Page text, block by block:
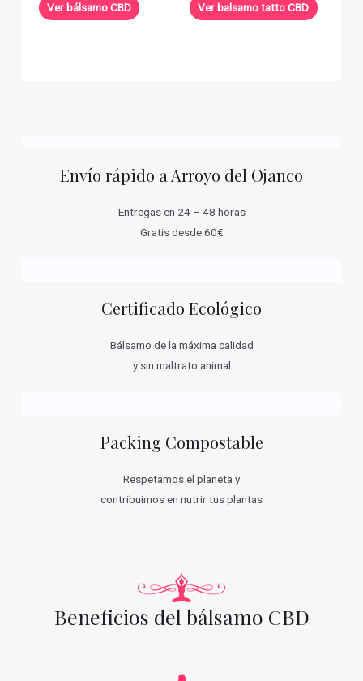
Ver bálsamo CBD Ver balsamo tatto CBD
Envío rápido a Arroyo del Ojanco
Entregas en 24 – 48 horas
Gratis desde 60€
Certificado Ecológico
Bálsamo de la máxima calidad
y sin maltrato animal
Packing Compostable
Respetamos el planeta y
contribuimos en nutrir tus plantas
Beneficios del bálsamo CBD